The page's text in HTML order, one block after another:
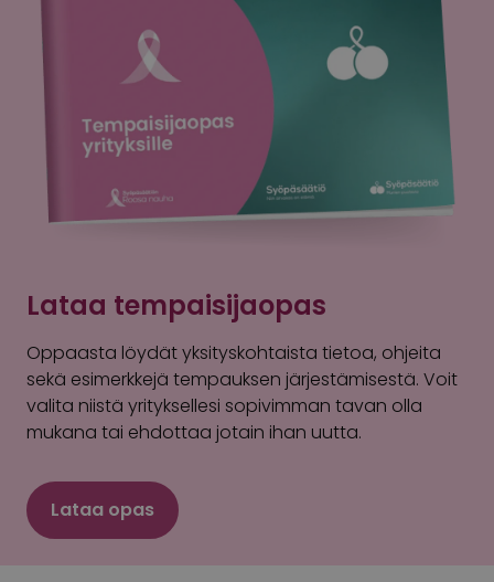
Lataa tempaisijaopas
Oppaasta löydät yksityskohtaista tietoa, ohjeita
sekä esimerkkejä tempauksen järjestämisestä. Voit
valita niistä yrityksellesi sopivimman tavan olla
mukana tai ehdottaa jotain ihan uutta.
Lataa opas